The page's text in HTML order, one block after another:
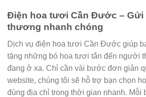
Điện hoa tươi Cần Đước – Gửi
thương nhanh chóng
Dịch vụ điện hoa tươi Cần Đước giúp
tặng những bó hoa tươi tắn đến người
đang ở xa. Chỉ cần vài bước đơn giản
website, chúng tôi sẽ hỗ trợ bạn chọn
đúng địa chỉ trong thời gian nhanh. Mỗi